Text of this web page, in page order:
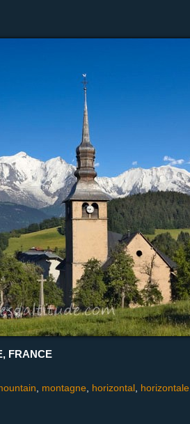
FRANCE
montagne horizontal horizontale